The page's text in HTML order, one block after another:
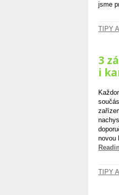
jsme
TIPY
3
i
novou
TIPY